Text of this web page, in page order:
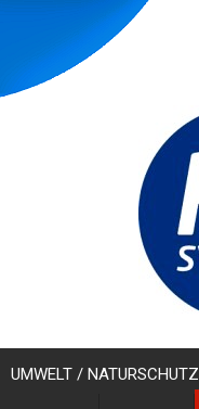
UMWELT / NATURSCHUTZ